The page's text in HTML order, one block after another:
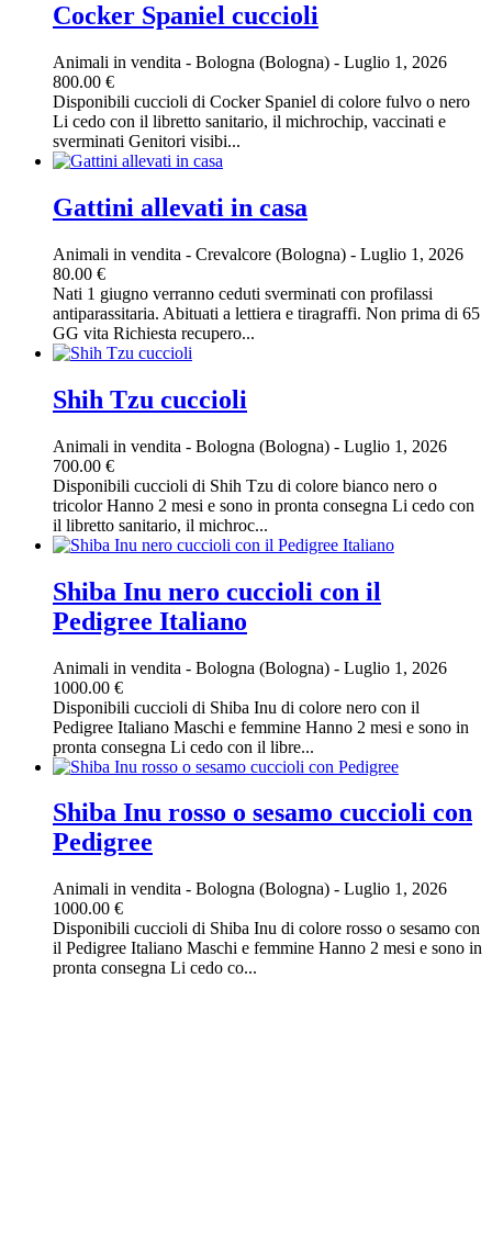
Cocker Spaniel cuccioli
Animali in vendita - Bologna (Bologna) - Luglio 1, 2026
800.00 €
Disponibili cuccioli di Cocker Spaniel di colore fulvo o nero
Li cedo con il libretto sanitario, il michrochip, vaccinati e
sverminati Genitori visibi...
Gattini allevati in casa
Animali in vendita - Crevalcore (Bologna) - Luglio 1, 2026
80.00 €
Nati 1 giugno verranno ceduti sverminati con profilassi
antiparassitaria. Abituati a lettiera e tiragraffi. Non prima di 65
GG vita Richiesta recupero...
Shih Tzu cuccioli
Animali in vendita - Bologna (Bologna) - Luglio 1, 2026
700.00 €
Disponibili cuccioli di Shih Tzu di colore bianco nero o
tricolor Hanno 2 mesi e sono in pronta consegna Li cedo con
il libretto sanitario, il michroc...
Shiba Inu nero cuccioli con il
Pedigree Italiano
Animali in vendita - Bologna (Bologna) - Luglio 1, 2026
1000.00 €
Disponibili cuccioli di Shiba Inu di colore nero con il
Pedigree Italiano Maschi e femmine Hanno 2 mesi e sono in
pronta consegna Li cedo con il libre...
Shiba Inu rosso o sesamo cuccioli con
Pedigree
Animali in vendita - Bologna (Bologna) - Luglio 1, 2026
1000.00 €
Disponibili cuccioli di Shiba Inu di colore rosso o sesamo con
il Pedigree Italiano Maschi e femmine Hanno 2 mesi e sono in
pronta consegna Li cedo co...